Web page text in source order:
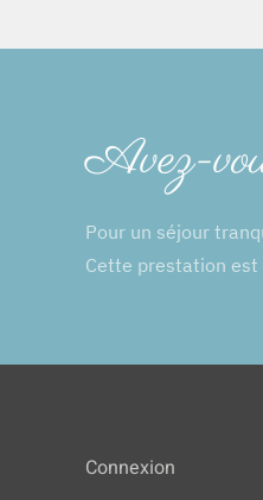
Avez-
Pour un séjour
Cette prestation est
Connexion